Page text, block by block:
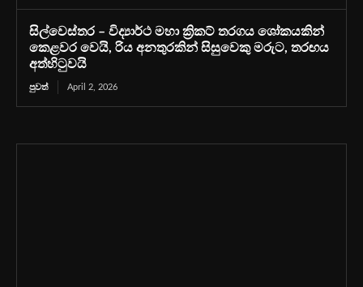
සිල්වෙස්තර – විද්‍යාර්ථ මහා ක්‍රිකට් තරගය ශෝකයකින්
කෙළවර වෙයි, රිය අනතුරකින් සිසුවෙකු මරුට, තරඟය
අත්හිටුවයි
පුවත් April 2, 2026